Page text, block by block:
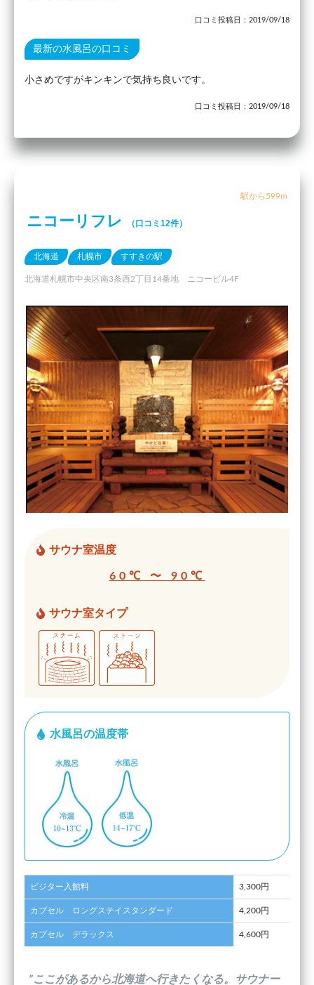
口コミ投稿日：2019/09/18
最新の水風呂の口コミ
小さめですがキンキンで気持ち良いです。
口コミ投稿日：2019/09/18
駅から599m
ニコーリフレ （口コミ12件）
北海道 札幌市 すすきの駅
北海道札幌市中央区南3条西2丁目14番地 ニコービル4F
サウナ室温度
60℃ 〜 90℃
サウナ室タイプ
水風呂の温度帯
ビジター入館料 3,300円
カプセル ロングステイスタンダード 4,200円
カプセル デラックス 4,600円
”ここがあるから北海道へ行きたくなる。サウナー